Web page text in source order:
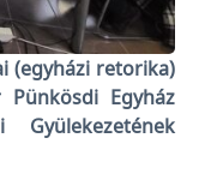
(egyházi retorika)
Egyház
Gyülekezetének